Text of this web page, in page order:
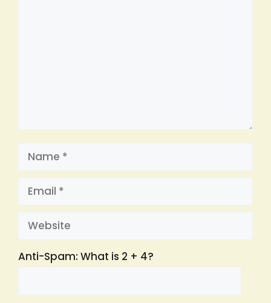
Name
Email
Website
Anti-Spam: What is 2 + 4?